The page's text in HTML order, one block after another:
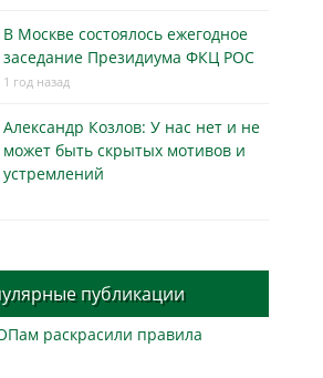
В Москве состоялось ежегодное
заседание Президиума ФКЦ РОС
1 год назад
Александр Козлов: У нас нет и не
может быть скрытых мотивов и
устремлений
публикации
раскрасили правила